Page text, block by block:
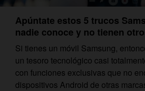
Apúntate estos 5 trucos
nadie conoce y no tienen
Si tienes un móvil Samsung,
un tesoro tecnológico casi
con funciones exclusivas que no
dispositivos Android de otras